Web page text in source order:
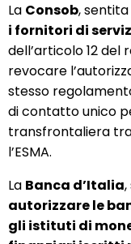
La Consob, sentita
i fornitori di
dell’articolo 12 del
revocare
stesso
di contatto unico
transfrontaliera
l’ESMA.
La Banca d’Italia
autorizzare le
gli istituti di